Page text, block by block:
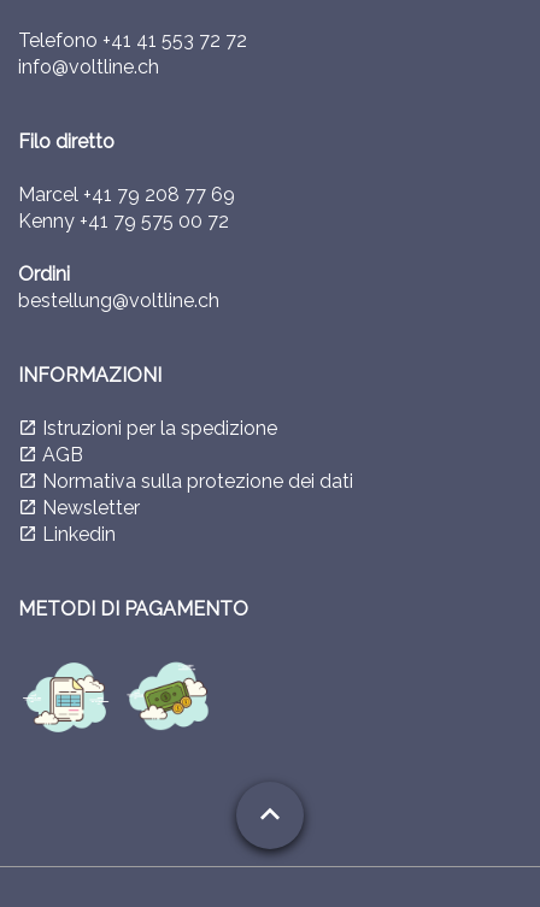
Telefono +41 41 553 72 72
info@voltline.ch
Filo diretto
Marcel +41 79 208 77 69
Kenny +41 79 575 00 72
Ordini
bestellung@voltline.ch
INFORMAZIONI
launch Istruzioni per la spedizione
launch AGB
launch Normativa sulla protezione dei dati
launch Newsletter
launch Linkedin
METODI DI PAGAMENTO
expand_less